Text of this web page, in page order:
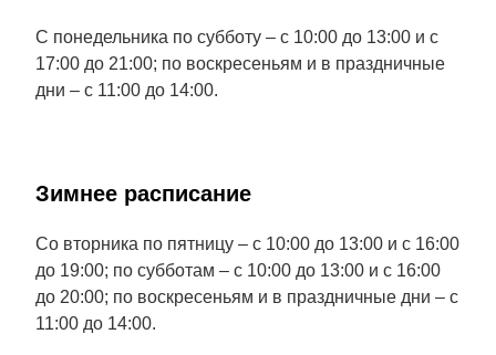
С понедельника по субботу – с 10:00 до 13:00 и с
17:00 до 21:00; по воскресеньям и в праздничные
дни – с 11:00 до 14:00.
Зимнее расписание
Со вторника по пятницу – с 10:00 до 13:00 и с 16:00
до 19:00; по субботам – с 10:00 до 13:00 и с 16:00
до 20:00; по воскресеньям и в праздничные дни – с
11:00 до 14:00.